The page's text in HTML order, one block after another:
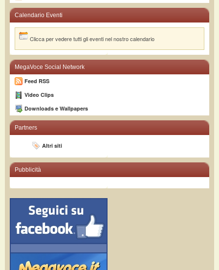
Calendario Eventi
Clicca per vedere tutti gli eventi nel nostro calendario
MegaVoce Social Network
Feed RSS
Video Clips
Downloads e Wallpapers
Partners
Altri siti
Pubblicità